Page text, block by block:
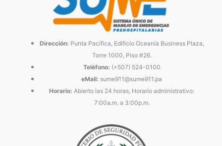
Dirección: Punta Pacífica, Edificio Oceanía Business Plaza,
Torre 1000, Piso #26.
Teléfono: (+507) 524-0100
eMail: sume911@sume911.pa
Horario: Abierto las 24 horas, Horario administrativo:
7:00a.m. a 3:00p.m.